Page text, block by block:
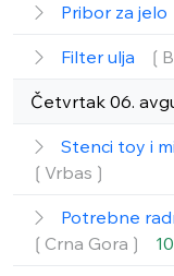
Pribor za jelo
Filter ulja
Četvrtak 06.
Stenci toy i
❲Vrbas❳
Potrebne
❲Crna Gora❳